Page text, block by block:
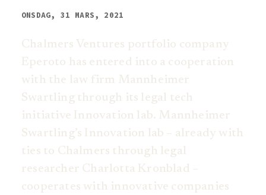
ONSDAG, 31 MARS, 2021
Chalmers Ventures portfolio company
Eperoto has entered into a cooperation
with the law firm Mannheimer
Swartling through its legal tech
initiative Innovation lab. Mannheimer
Swartling’s Innovation lab – already with
ties to Chalmers through legal
researcher Charlotta Kronblad –
cooperates with innovative companies